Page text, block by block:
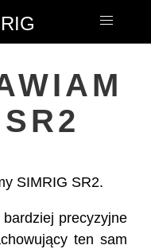
SIMRIG SR2.
precyzyjne
ten sam